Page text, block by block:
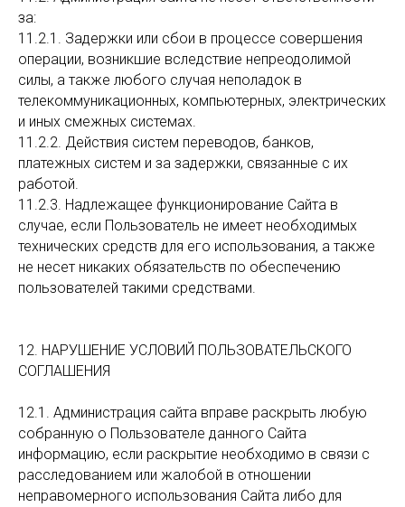
за:
11.2.1. Задержки или сбои в процессе совершения
операции, возникшие вследствие непреодолимой
силы, а также любого случая неполадок в
телекоммуникационных, компьютерных, электрических
и иных смежных системах.
11.2.2. Действия систем переводов, банков,
платежных систем и за задержки, связанные с их
работой.
11.2.3. Надлежащее функционирование Сайта в
случае, если Пользователь не имеет необходимых
технических средств для его использования, а также
не несет никаких обязательств по обеспечению
пользователей такими средствами.
12. НАРУШЕНИЕ УСЛОВИЙ ПОЛЬЗОВАТЕЛЬСКОГО
СОГЛАШЕНИЯ
12.1. Администрация сайта вправе раскрыть любую
собранную о Пользователе данного Сайта
информацию, если раскрытие необходимо в связи с
расследованием или жалобой в отношении
неправомерного использования Сайта либо для